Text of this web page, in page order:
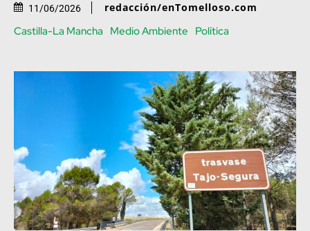
11/06/2026 redacción/enTomelloso.com
Castilla-La Mancha Medio Ambiente Política